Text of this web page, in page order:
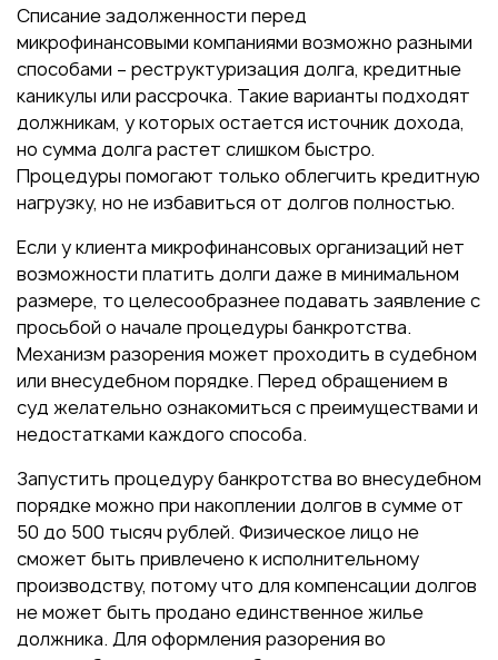
Списание задолженности перед
микрофинансовыми компаниями возможно разными
способами – реструктуризация долга, кредитные
каникулы или рассрочка. Такие варианты подходят
должникам, у которых остается источник дохода,
но сумма долга растет слишком быстро.
Процедуры помогают только облегчить кредитную
нагрузку, но не избавиться от долгов полностью.
Если у клиента микрофинансовых организаций нет
возможности платить долги даже в минимальном
размере, то целесообразнее подавать заявление с
просьбой о начале процедуры банкротства.
Механизм разорения может проходить в судебном
или внесудебном порядке. Перед обращением в
суд желательно ознакомиться с преимуществами и
недостатками каждого способа.
Запустить процедуру банкротства во внесудебном
порядке можно при накоплении долгов в сумме от
50 до 500 тысяч рублей. Физическое лицо не
сможет быть привлечено к исполнительному
производству, потому что для компенсации долгов
не может быть продано единственное жилье
должника. Для оформления разорения во